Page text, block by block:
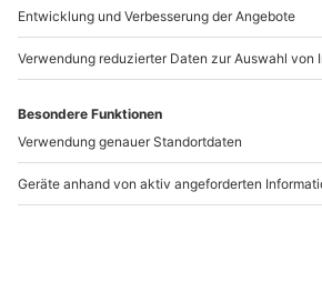
Weinprobe Düsseldorf